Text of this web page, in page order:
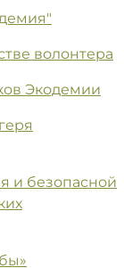
волонтера
Экодемии
и безопасной